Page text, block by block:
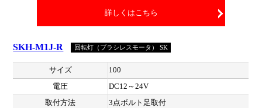
詳しくはこちら
SKH-M1J-R 回転灯（ブラシレスモータ） SK
サイズ
100
電圧
DC12～24V
取付方法
3点ボルト足取付